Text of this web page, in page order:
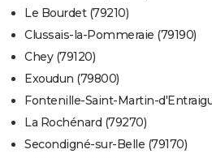
Le Bourdet (79210)
Clussais-la-Pommeraie (79190)
Chey (79120)
Exoudun (79800)
Fontenille-Saint-Martin-
La Rochénard (79270)
Secondigné-sur-Belle (79170)